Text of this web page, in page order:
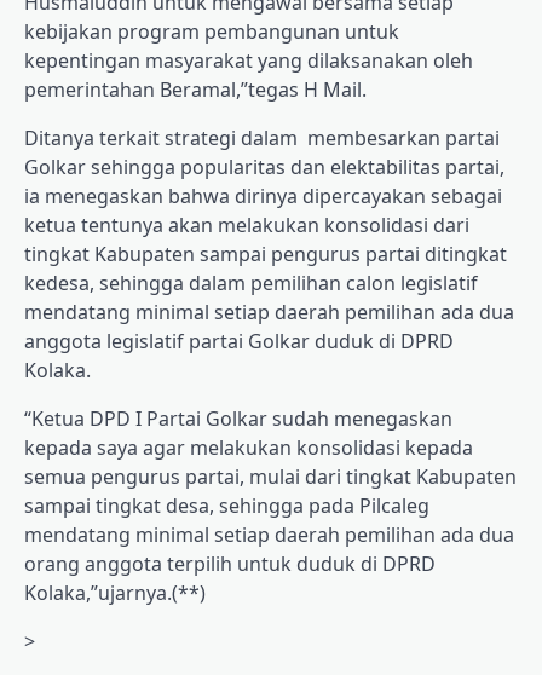
kebijakan program pembangunan untuk
kepentingan masyarakat yang dilaksanakan oleh
pemerintahan Beramal,”tegas H Mail.
Ditanya terkait strategi dalam membesarkan partai
Golkar sehingga popularitas dan elektabilitas partai,
ia menegaskan bahwa dirinya dipercayakan sebagai
ketua tentunya akan melakukan konsolidasi dari
tingkat Kabupaten sampai pengurus partai ditingkat
kedesa, sehingga dalam pemilihan calon legislatif
mendatang minimal setiap daerah pemilihan ada dua
anggota legislatif partai Golkar duduk di DPRD
Kolaka.
“Ketua DPD I Partai Golkar sudah menegaskan
kepada saya agar melakukan konsolidasi kepada
semua pengurus partai, mulai dari tingkat Kabupaten
sampai tingkat desa, sehingga pada Pilcaleg
mendatang minimal setiap daerah pemilihan ada dua
orang anggota terpilih untuk duduk di DPRD
Kolaka,”ujarnya.(**)
>